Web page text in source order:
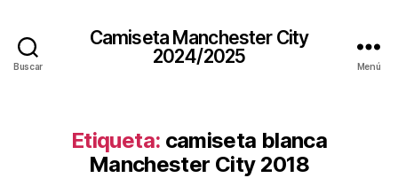
Buscar
Camiseta Manchester City
2024/2025
Menú
Etiqueta: camiseta blanca
Manchester City 2018